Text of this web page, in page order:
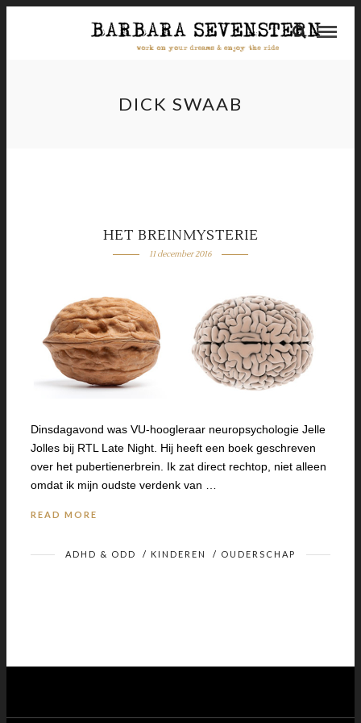
DICK SWAAB
HET BREINMYSTERIE
11 december 2016
Dinsdagavond was VU-hoogleraar neuropsychologie Jelle
Jolles bij RTL Late Night. Hij heeft een boek geschreven
over het pubertienerbrein. Ik zat direct rechtop, niet alleen
omdat ik mijn oudste verdenk van …
READ MORE
ADHD & ODD / KINDEREN / OUDERSCHAP